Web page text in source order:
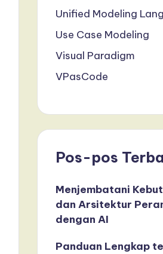
Unified Modeling
Use Case Modeling
Visual Paradigm
VPasCode
Pos-pos
Menjembatani
dan Arsitektur
dengan AI
Panduan Lengkap